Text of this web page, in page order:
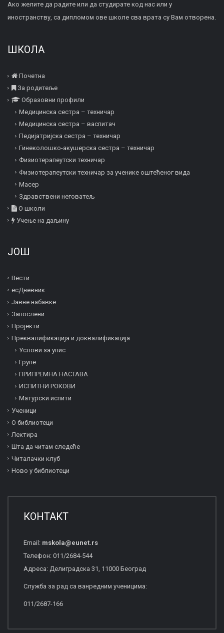
Ако желите да радите или да студирате код нас или у
иностранству, са дипломом ове школе сва врата су Вам отворена.
ШКОЛА
Почетна
За родитеље
Образовни профили
Медицинска сестра – техничар
Медицинска сестра – васпитач
Педијатријска сестра – техничар
Гинеколошко-акушерска сестра – техничар
Физиотерапеутски техничар
Физиотерапеутски техничар за ученике оштећеног вида
Mасер
Здравствени неговатељ
О школи
Учење на даљину
ЈОШ
Вести
есДневник
Јавне набавке
Запослени
Пројекти
Преквалификација и дoквалификација
Услови за упис
Групе
ПРИПРЕМНА НАСТАВА
ИСПИТНИ РОКОВИ
Матурски испити
Ученици
О библиотеци
Лектира
Шта да читам следеће
Читалачки клуб
Ново у библиотеци
КОНТАКТ
Email: mskola@eunet.rs
Телефон: 011/2684-544
Адреса: Делиградска 31, 11000 Београд
Служба за рад са ванредним ученицима:
011/2687-166